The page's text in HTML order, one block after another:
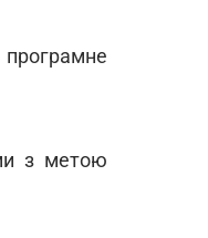
з метою